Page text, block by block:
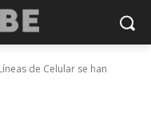
de Celular se han